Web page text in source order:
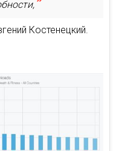
Костенецкий.